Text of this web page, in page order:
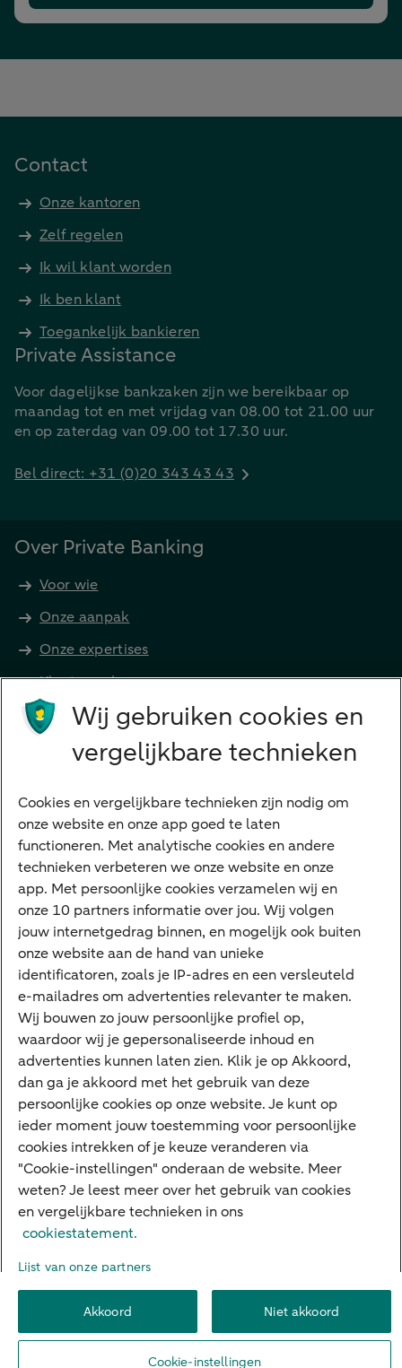
Contact
Onze kantoren
Zelf regelen
Ik wil klant worden
Ik ben klant
Toegankelijk bankieren
Private Assistance
Voor dagelijkse bankzaken zijn we bereikbaar op
maandag tot en met vrijdag van 08.00 tot 21.00 uur
en op zaterdag van 09.00 tot 17.30 uur.
Bel direct: +31 (0)20 343 43 43
Over Private Banking
Voor wie
Onze aanpak
Onze expertises
Klant worden
Producten
Betalen
Sparen
Meest gezocht
Jaaroverzicht
Machtiging
E.dentifier
Deposito
Uw situatie
Maatwerk in beleggen
Vermogensoverdracht
Ondernemen en overdracht
Bijdragen betere wereld
Over ABN AMRO
Toegankelijkheid
PrivacyDisclaimerCookie-instellingen
© 2026 ABN AMRO
Wij gebruiken cookies en
vergelijkbare technieken
Cookies en vergelijkbare technieken zijn nodig om
onze website en onze app goed te laten
functioneren. Met analytische cookies en andere
technieken verbeteren we onze website en onze
app. Met persoonlijke cookies verzamelen wij en
onze 10 partners informatie over jou. Wij volgen
jouw internetgedrag binnen, en mogelijk ook buiten
onze website aan de hand van unieke
identificatoren, zoals je IP-adres en een versleuteld
e-mailadres om advertenties relevanter te maken.
Wij bouwen zo jouw persoonlijke profiel op,
waardoor wij je gepersonaliseerde inhoud en
advertenties kunnen laten zien. Klik je op Akkoord,
dan ga je akkoord met het gebruik van deze
persoonlijke cookies op onze website. Je kunt op
ieder moment jouw toestemming voor persoonlijke
cookies intrekken of je keuze veranderen via
"Cookie-instellingen" onderaan de website. Meer
weten? Je leest meer over het gebruik van cookies
en vergelijkbare technieken in ons
cookiestatement.
Lijst van onze partners
Akkoord Niet akkoord
Cookie-instellingen